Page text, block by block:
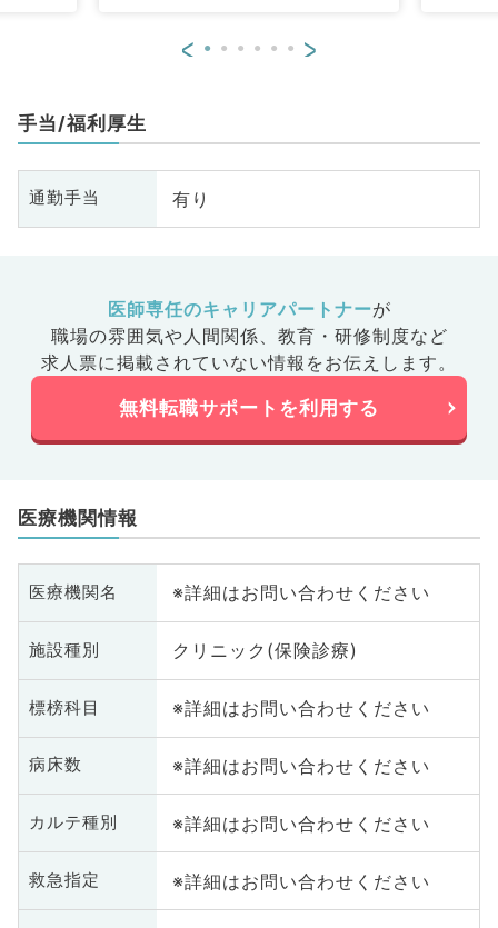
< >
手当/福利厚生
通勤手当 有り
医師専任のキャリアパートナーが
職場の雰囲気や人間関係、 教育・研修制度など
求人票に掲載されていない情報をお伝えします。
無料転職サポートを利用する
医療機関情報
医療機関名 ※詳細はお問い合わせください
施設種別 クリニック(保険診療)
標榜科目 ※詳細はお問い合わせください
病床数 ※詳細はお問い合わせください
カルテ種別 ※詳細はお問い合わせください
救急指定 ※詳細はお問い合わせください